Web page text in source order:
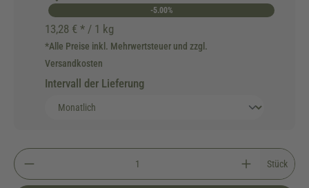
-5.00%
13,28 € * / 1 kg
*Alle Preise inkl. Mehrwertsteuer und zzgl.
Versandkosten
Intervall der Lieferung
Stück